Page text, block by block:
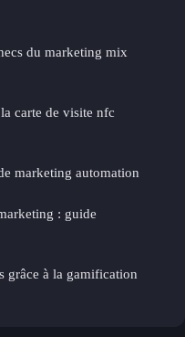
du marketing mix
carte de visite nfc
marketing automation
: guide
grâce à la gamification